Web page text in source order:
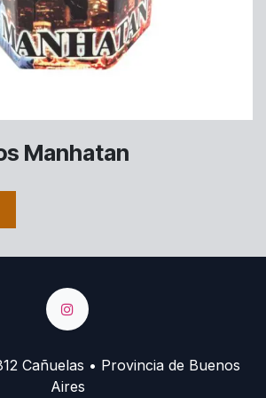
Manhatan
Cañuelas • Provincia de Buenos
Aires